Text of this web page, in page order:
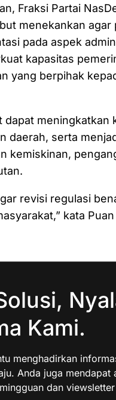
Fraksi Partai
menekankan agar
pada aspek
kapasitas
yang berpihak
meningkatkan
daerah, serta
kemiskinan,
revisi regulasi
kata
Kami.
menghadirkan
Anda juga mendapat
dan